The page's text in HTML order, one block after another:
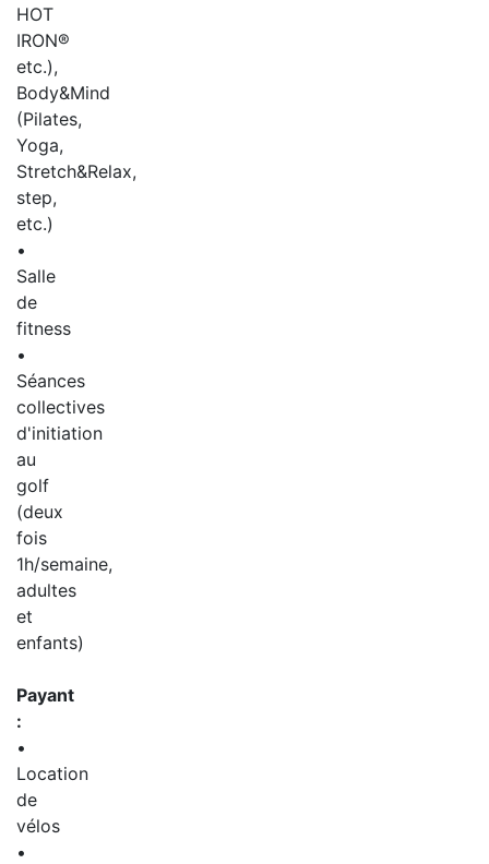
HOT
IRON®
etc.),
Body&Mind
(Pilates,
Yoga,
Stretch&Relax,
step,
etc.)
•
Salle
de
fitness
•
Séances
collectives
d'initiation
au
golf
(deux
fois
1h/semaine,
adultes
et
enfants)
Payant
:
•
Location
de
vélos
•